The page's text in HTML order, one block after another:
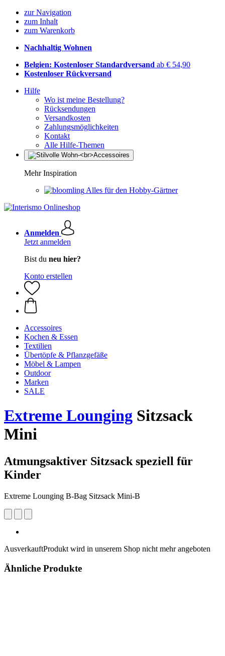
zur Navigation
zum Inhalt
zum Warenkorb
Nachhaltig Wohnen
Belgien: Kostenloser Standardversand ab € 54,90
Kostenloser Rückversand
Hilfe
Wo ist meine Bestellung?
Rücksendungen
Versandkosten
Zahlungsmöglichkeiten
Kontakt
Alle Hilfe-Themen
Mehr Inspiration
Alles für den Hobby-Gärtner
Anmelden
Jetzt anmelden
Bist du neu hier?
Konto erstellen
Accessoires
Kochen & Essen
Textilien
Übertöpfe & Pflanzgefäße
Möbel & Lampen
Outdoor
Marken
SALE
Extreme Lounging Sitzsack
Mini
Atmungsaktiver Sitzsack speziell für
Kinder
Extreme Lounging B-Bag Sitzsack Mini-B
AusverkauftProdukt wird in unserem Shop nicht mehr angeboten
Ähnliche Produkte